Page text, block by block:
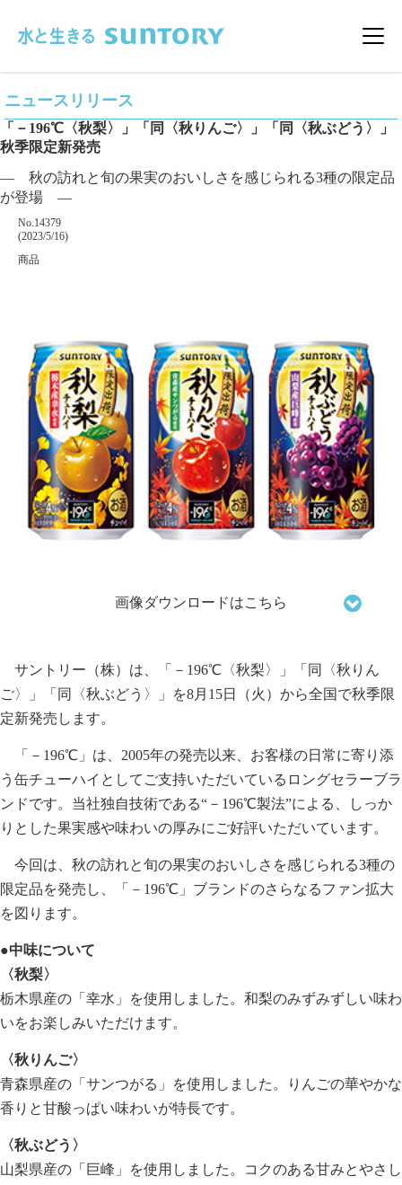
メ
ニュースリリース
「－196℃〈秋梨〉」「同〈秋りんご〉」「同〈秋ぶどう〉」
秋季限定新発売
― 秋の訪れと旬の果実のおいしさを感じられる3種の限定品
が登場 ―
掲載番号
No.14379
掲載日
(2023/5/16)
カテゴリー
商品
画像ダウンロードはこちら
サントリー（株）は、「－196℃〈秋梨〉」「同〈秋りん
ご〉」「同〈秋ぶどう〉」を8月15日（火）から全国で秋季限
定新発売します。
「－196℃」は、2005年の発売以来、お客様の日常に寄り添
う缶チューハイとしてご支持いただいているロングセラーブラ
ンドです。当社独自技術である“－196℃製法”による、しっか
りとした果実感や味わいの厚みにご好評いただいています。
今回は、秋の訪れと旬の果実のおいしさを感じられる3種の
限定品を発売し、「－196℃」ブランドのさらなるファン拡大
を図ります。
●中味について
〈秋梨〉
栃木県産の「幸水」を使用しました。和梨のみずみずしい味わ
いをお楽しみいただけます。
〈秋りんご〉
青森県産の「サンつがる」を使用しました。りんごの華やかな
香りと甘酸っぱい味わいが特長です。
〈秋ぶどう〉
山梨県産の「巨峰」を使用しました。コクのある甘みとやさし